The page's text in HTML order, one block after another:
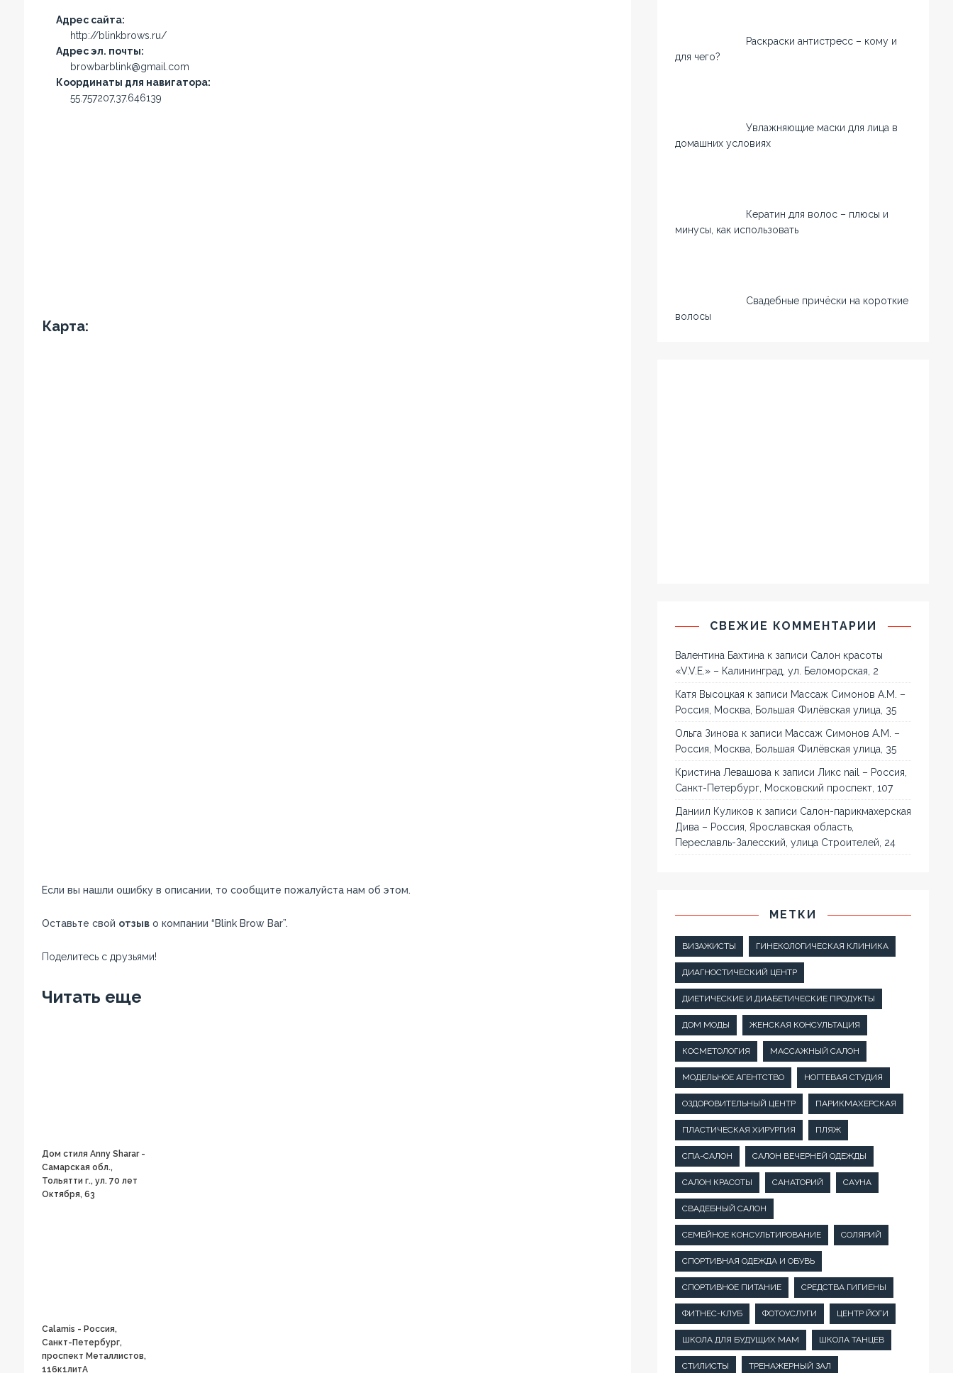
Адрес сайта:
http://blinkbrows.ru/
Адрес эл. почты:
browbarblink@gmail.com
Координаты для навигатора:
55.757207,37.646139
Карта:
Если вы нашли ошибку в описании, то сообщите пожалуйста нам об этом.
Оставьте свой отзыво компании “Blink Brow Bar”.
Поделитесь с друзьями!
Читать еще
Дом стиля Anny Sharar -
Самарская обл.,
Тольятти г., ул. 70 лет
Октября, 63
Calamis - Россия,
Санкт-Петербург,
проспект Металлистов,
116к1литА
Раскраски антистресс – кому и
для чего?
Увлажняющие маски для лица в
домашних условиях
Кератин для волос – плюсы и
минусы, как использовать
Свадебные причёски на короткие
волосы
СВЕЖИЕ КОММЕНТАРИИ
Валентина Бахтина к записи Салон красоты
«V.V.E.» – Калининград, ул. Беломорская, 2
Катя Высоцкая к записи Массаж Симонов А.М. –
Россия, Москва, Большая Филёвская улица, 35
Ольга Зинова к записи Массаж Симонов А.М. –
Россия, Москва, Большая Филёвская улица, 35
Кристина Левашова к записиЛикс nail – Россия,
Санкт-Петербург, Московский проспект, 107
Даниил Куликов к записи Салон-парикмахерская
Дива – Россия, Ярославская область,
Переславль-Залесский, улица Строителей, 24
МЕТКИ
ВИЗАЖИСТЫ ГИНЕКОЛОГИЧЕСКАЯ КЛИНИКА
ДИАГНОСТИЧЕСКИЙ ЦЕНТР
ДИЕТИЧЕСКИЕ И ДИАБЕТИЧЕСКИЕ ПРОДУКТЫ
ДОМ МОДЫ ЖЕНСКАЯ КОНСУЛЬТАЦИЯ
КОСМЕТОЛОГИЯ МАССАЖНЫЙ САЛОН
МОДЕЛЬНОЕ АГЕНТСТВО НОГТЕВАЯ СТУДИЯ
ОЗДОРОВИТЕЛЬНЫЙ ЦЕНТР ПАРИКМАХЕРСКАЯ
ПЛАСТИЧЕСКАЯ ХИРУРГИЯ ПЛЯЖ
СПА-САЛОН САЛОН ВЕЧЕРНЕЙ ОДЕЖДЫ
САЛОН КРАСОТЫ САНАТОРИЙ САУНА
СВАДЕБНЫЙ САЛОН
СЕМЕЙНОЕ КОНСУЛЬТИРОВАНИЕ СОЛЯРИЙ
СПОРТИВНАЯ ОДЕЖДА И ОБУВЬ
СПОРТИВНОЕ ПИТАНИЕ СРЕДСТВА ГИГИЕНЫ
ФИТНЕС-КЛУБ ФОТОУСЛУГИ ЦЕНТР ЙОГИ
ШКОЛА ДЛЯ БУДУЩИХ МАМ ШКОЛА ТАНЦЕВ
СТИЛИСТЫ ТРЕНАЖЕРНЫЙ ЗАЛ